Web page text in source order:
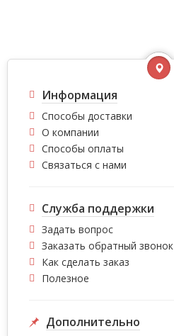
Информация
Способы доставки
О компании
Способы оплаты
Связаться с нами
Служба поддержки
Задать вопрос
Заказать обратный звонок
Как сделать заказ
Полезное
Дополнительно